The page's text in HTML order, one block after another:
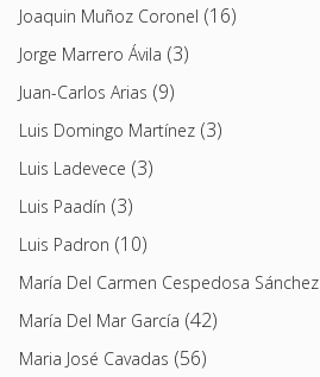
Joaquin Muñoz Coronel (16)
Jorge Marrero Ávila (3)
Juan-Carlos Arias (9)
Luis Domingo Martínez (3)
Luis Ladevece (3)
Luis Paadín (3)
Luis Padron (10)
María Del Carmen Cespedosa Sánchez
María Del Mar García (42)
Maria José Cavadas (56)